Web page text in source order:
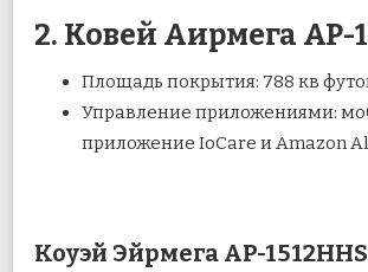
2. Ковей Аирмега AP-
Площадь покрытия: 788 кв
Управление приложениями:
приложение IoCare и Amazon
Коуэй Эйрмега AP-1512HHS